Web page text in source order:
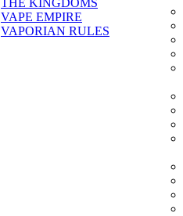
THE KINGDOMS
VAPE EMPIRE
VAPORIAN RULES